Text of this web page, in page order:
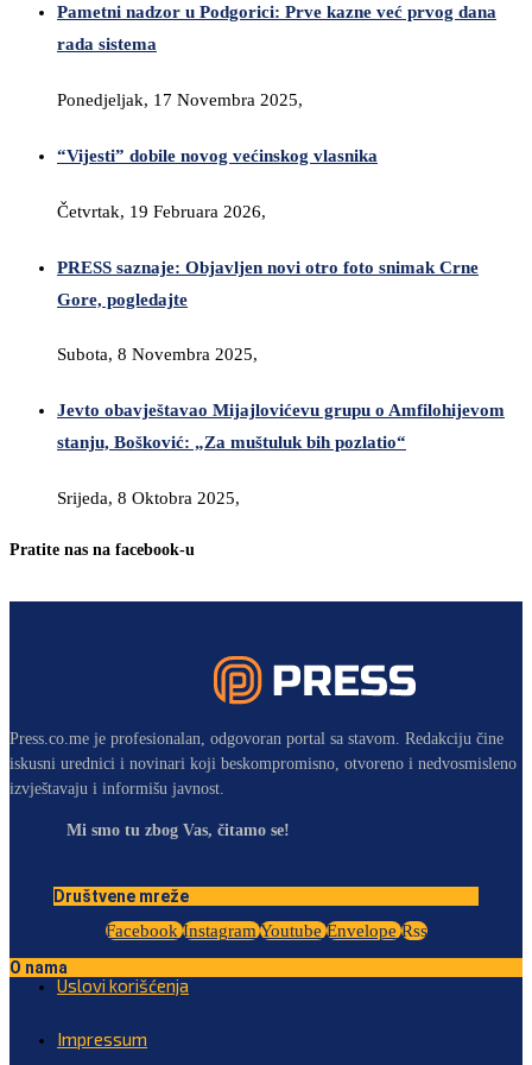
Pametni nadzor u Podgorici: Prve kazne već prvog dana
rada sistema
Ponedjeljak, 17 Novembra 2025,
“Vijesti” dobile novog većinskog vlasnika
Četvrtak, 19 Februara 2026,
PRESS saznaje: Objavljen novi otro foto snimak Crne
Gore, pogledajte
Subota, 8 Novembra 2025,
Jevto obavještavao Mijajlovićevu grupu o Amfilohijevom
stanju, Bošković: „Za muštuluk bih pozlatio“
Srijeda, 8 Oktobra 2025,
Pratite nas na facebook-u
Press.co.me je profesionalan, odgovoran portal sa stavom. Redakciju čine
iskusni urednici i novinari koji beskompromisno, otvoreno i nedvosmisleno
izvještavaju i informišu javnost.
Mi smo tu zbog Vas, čitamo se!
Društvene mreže
Facebook InstagramYoutube Envelope Rss
O nama
Uslovi korišćenja
Impressum